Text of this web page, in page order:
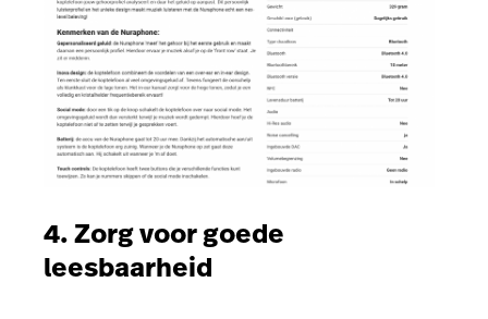
4. Zorg voor goede
leesbaarheid